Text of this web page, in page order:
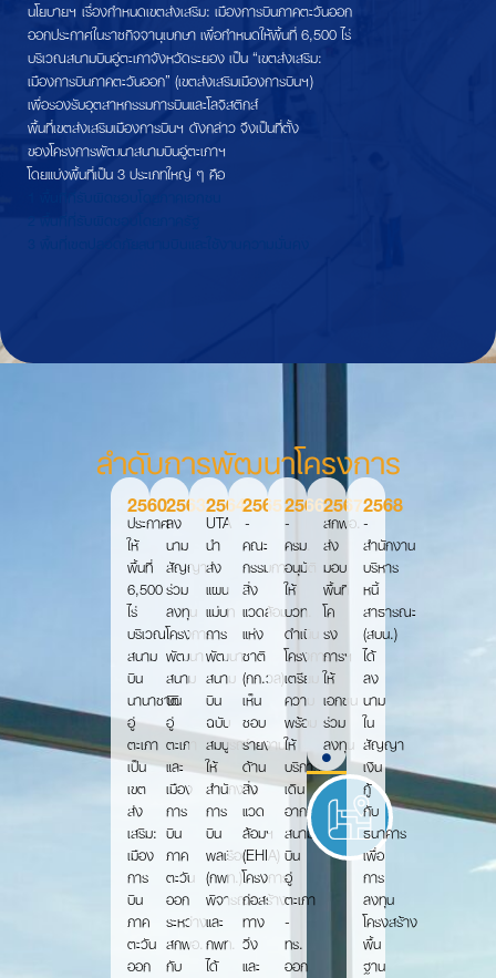
นโยบายฯ เรื่องกำหนดเขตส่งเสริม: เมืองการบินภาคตะวันออก
ออกประกาศในราชกิจจานุเบกษา เพื่อกำหนดให้พื้นที่ 6,500 ไร่
บริเวณสนามบินอู่ตะเภาจังหวัดระยอง เป็น “เขตส่งเสริม:
เมืองการบินภาคตะวันออก” (เขตส่งเสริมเมืองการบินฯ)
เพื่อรองรับอุตสาหกรรมการบินและโลจิสติกส์
พื้นที่เขตส่งเสริมเมืองการบินฯ ดังกล่าว จึงเป็นที่ตั้ง
ของโครงการพัฒนาสนามบินอู่ตะเภาฯ
โดยแบ่งพื้นที่เป็น 3 ประเภทใหญ่ ๆ คือ
ลำดับการพัฒนาโครงการ
2560
ประกาศ
ให้
พื้นที่
6,500
ไร่
บริเวณ
สนาม
บิน
นานาชาติ
อู่
ตะเภา
เป็น
เขต
ส่ง
เสริม:
เมือง
การ
บิน
ภาค
ตะวัน
ออก
2563
ลง
นาม
สัญญา
ร่วม
ลงทุน
โครงการ
พัฒนา
สนาม
บิน
อู่
ตะเภา
และ
เมือง
การ
บิน
ภาค
ตะวัน
ออก
ระหว่าง
สกพอ.
กับ
2564
UTA
นำ
ส่ง
แผน
แม่บท
การ
พัฒนา
สนาม
บิน
ฉบับ
สมบูรณ์
ให้
สำนักงาน
การ
บิน
พลเรือน
(กพท.)
พิจารณา
และ
กพท.
ได้
2565
-
คณะ
กรรมการ
สิ่ง
แวดล้อม
แห่ง
ชาติ
(กก.วล)
เห็น
ชอบ
รายงาน
ด้าน
สิ่ง
แวด
ล้อมฯ
(EHIA)
โครงการ
ก่อสร้าง
ทาง
วิ่ง
และ
2566
-
ครม.
อนุมัติ
ให้
บวท.
ดำเนิน
โครงการ
เตรียม
ความ
พร้อม
ให้
บริการ
เดิน
อากาศ
สนาม
บิน
อู่
ตะเภา
-
ทร.
ออก
2567
สกพอ.
ส่ง
มอบ
พื้นที่
โค
รง
การฯ
ให้
เอกชน
ร่วม
ลงทุน
2568
-
สำนักงาน
บริหาร
หนี้
สาธารณะ
(สบน.)
ได้
ลง
นาม
ใน
สัญญา
เงิน
กู้
กับ
ธนาคาร
เพื่อ
การ
ลงทุน
โครงสร้าง
พื้น
ฐาน